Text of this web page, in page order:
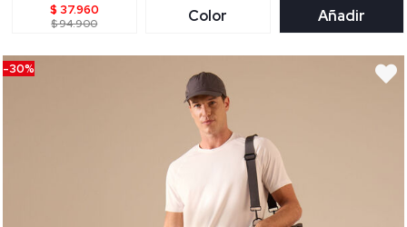
$ 37.960
$ 94.900 Color Añadir
-30%